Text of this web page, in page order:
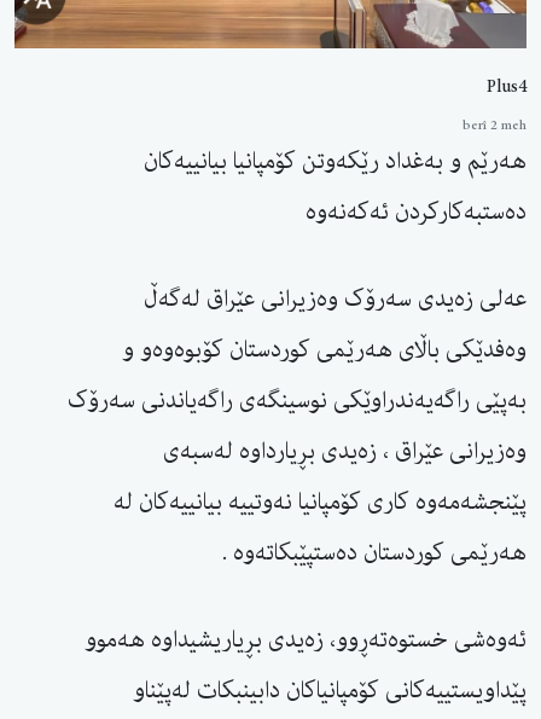
Plus4
berî 2 meh
هەرێم و بەغداد رێکەوتن کۆمپانیا بیانییەکان
دەستبەکارکردن ئەکەنەوە
عەلی زەیدی سەرۆک وەزیرانی عێراق لەگەڵ
وەفدێکی باڵای هەرێمی کوردستان کۆبوەوەو و
بەپێی راگەیەندراوێکی نوسینگەی راگەیاندنی سەرۆک
وەزیرانی عێراق ، زەیدی بڕیارداوە لەسبەی
پێنجشەمەوە کاری کۆمپانیا نەوتییە بیانییەکان لە
هەرێمی کوردستان دەستپێبکاتەوە .
ئەوەشی خستوەتەڕوو، زەیدی بڕیاریشیداوە هەموو
پێداویستییەکانی کۆمپانیاکان دابینبکات لەپێناو